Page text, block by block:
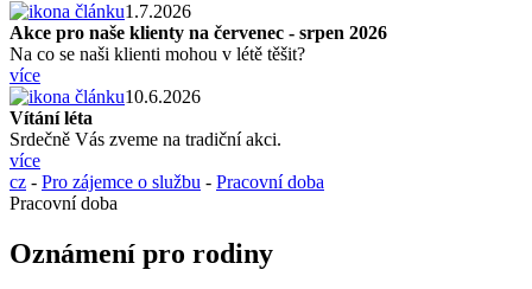
1.7.2026
Akce pro naše klienty na červenec - srpen 2026
Na co se naši klienti mohou v létě těšit?
více
10.6.2026
Vítání léta
Srdečně Vás zveme na tradiční akci.
více
cz - Pro zájemce o službu - Pracovní doba
Pracovní doba
Oznámení pro rodiny